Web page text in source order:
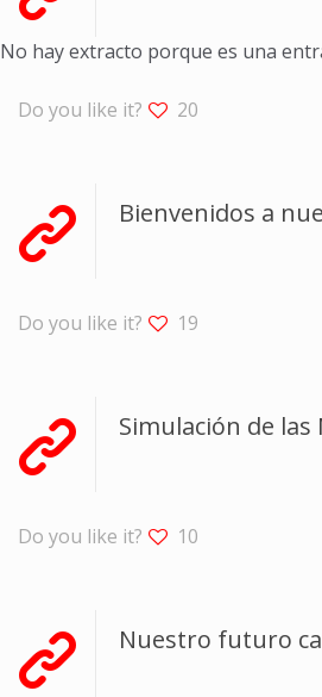
No hay extracto porque es una
Do you like it? 20
Bienvenidos a
Do you like it? 19
Simulación de las
Do you like it? 10
Nuestro futuro